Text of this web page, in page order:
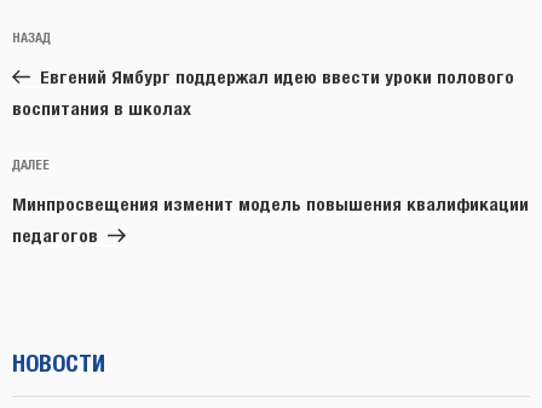
по
записям
Предыдущая
запись:
НАЗАД
Евгений Ямбург поддержал идею ввести уроки полового
воспитания в школах
Следующая
запись
ДАЛЕЕ
Минпросвещения изменит модель повышения квалификации
педагогов
НОВОСТИ